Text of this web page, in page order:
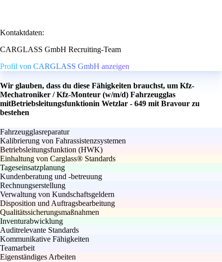
Kontaktdaten:
CARGLASS GmbH Recruiting-Team
Profil von CARGLASS GmbH anzeigen
Wir glauben, dass du diese Fähigkeiten brauchst, um Kfz-
Mechatroniker / Kfz-Monteur (w/m/d) Fahrzeugglas
mitBetriebsleitungsfunktionin Wetzlar - 649 mit Bravour zu
bestehen
Fahrzeugglasreparatur
Kalibrierung von Fahrassistenzsystemen
Betriebsleitungsfunktion (HWK)
Einhaltung von Carglass® Standards
Tageseinsatzplanung
Kundenberatung und -betreuung
Rechnungserstellung
Verwaltung von Kundschaftsgeldern
Disposition und Auftragsbearbeitung
Qualitätssicherungsmaßnahmen
Inventurabwicklung
Auditrelevante Standards
Kommunikative Fähigkeiten
Teamarbeit
Eigenständiges Arbeiten